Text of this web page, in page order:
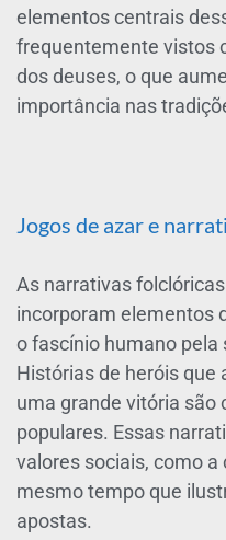
elementos centrais
frequentemente vistos
dos deuses, o que
importância nas
Jogos de azar e
As narrativas
incorporam elementos
o fascínio humano pela
Histórias de heróis que
uma grande vitória são
populares. Essas
valores sociais, como
mesmo tempo que
apostas.